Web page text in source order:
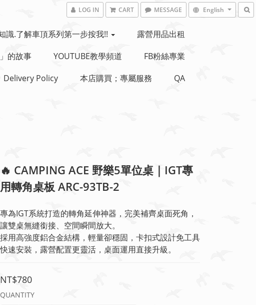
LOG IN CART MESSAGE English
識.了解車頂系列第一步按我!!
露營用品出租
的故事 YOUTUBE教學頻道
FB粉絲專業
Delivery Policy 本店購買；專屬服務 QA
🔥 CAMPING ACE 野樂5單位桌｜IGT專
用轉角桌板 ARC-93TB-2
專為IGT系統打造的轉角延伸神器，完美補齊桌面死角，
讓雙桌無縫銜接、空間瞬間放大。
採用高強度鋁合金結構，輕量卻穩固，卡扣式設計免工具
快速安裝，露營配置更靈活，桌面運用直接升級。
NT$780
QUANTITY